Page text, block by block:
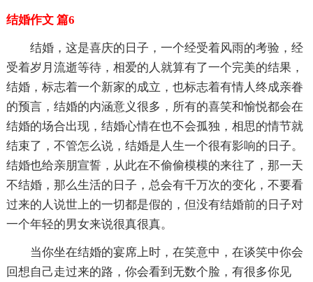
结婚作文 篇6
结婚，这是喜庆的日子，一个经受着风雨的考验，经
受着岁月流逝等待，相爱的人就算有了一个完美的结果，
结婚，标志着一个新家的成立，也标志着有情人终成亲眷
的预言，结婚的内涵意义很多，所有的喜笑和愉悦都会在
结婚的场合出现，结婚心情在也不会孤独，相思的情节就
结束了，不管怎么说，结婚是人生一个很有影响的日子。
结婚也给亲朋宣誓，从此在不偷偷模模的来往了，那一天
不结婚，那么生活的日子，总会有千万次的变化，不要看
过来的人说世上的一切都是假的，但没有结婚前的日子对
一个年轻的男女来说很真很真。
当你坐在结婚的宴席上时，在笑意中，在谈笑中你会
回想自己走过来的路，你会看到无数个脸，有很多你见